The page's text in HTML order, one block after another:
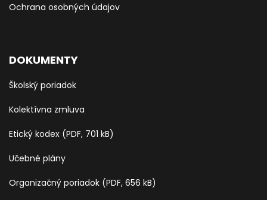
Ochrana osobných údajov
DOKUMENTY
Školský poriadok
Kolektívna zmluva
Etický kodex (PDF, 701 kB)
Učebné plány
Organizačný poriadok (PDF, 656 kB)